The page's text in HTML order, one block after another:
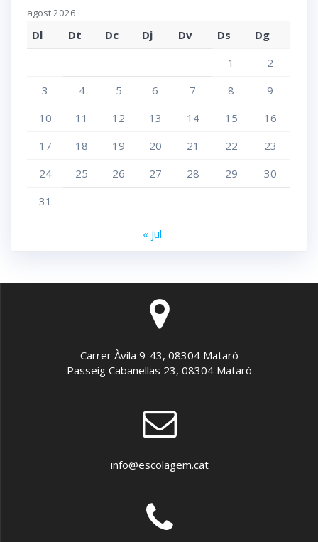
agost 2026
Dl Dt Dc Dj Dv Ds
Dg
1
2
3
4 5 6 7 8
9
10
11 12 13 14 15
16
17
18 19 20 21 22
23
24
25 26 27 28 29
30
31
« jul.
Carrer Àvila 9-43, 08304 Mataró
Passeig Cabanellas 23, 08304 Mataró
info@escolagem.cat